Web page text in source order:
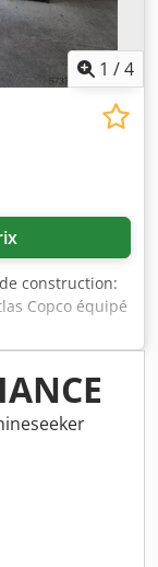
1 /4
construction:
Copco équipé
un
du
m³/min (64
heures de
:
entreprise
Une visite
Acmor